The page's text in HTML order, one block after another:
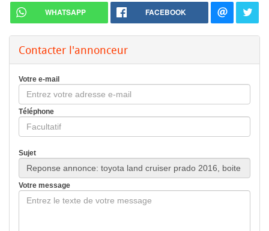
WHATSAPP FACEBOOK
Contacter l'annonceur
Votre e-mail
Téléphone
Sujet
Votre message